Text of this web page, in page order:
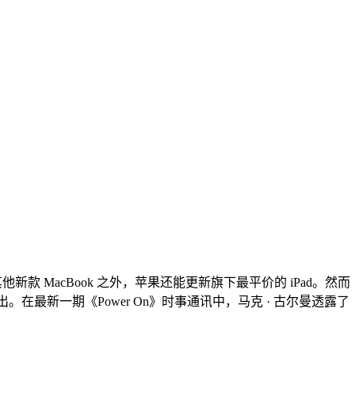
新款 MacBook 之外，苹果还能更新旗下最平价的 iPad。然而
在最新一期《Power On》时事通讯中，马克 · 古尔曼透露了